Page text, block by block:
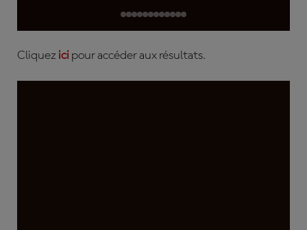
Cliquez ici pour accéder aux résultats.